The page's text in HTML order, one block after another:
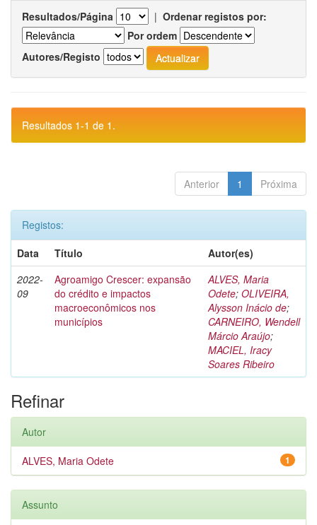
Resultados/Página | Ordenar registos por:
Por ordem
Autores/Registo
Resultados 1-1 de 1.
Anterior 1 Próxima
Registos:
Data
Título
Autor(es)
2022-
09
Agroamigo Crescer: expansão
do crédito e impactos
macroeconômicos nos
municípios
ALVES, Maria
Odete; OLIVEIRA,
Alysson Inácio de;
CARNEIRO, Wendell
Márcio Araújo;
MACIEL, Iracy
Soares Ribeiro
Refinar
Autor
1
ALVES, Maria Odete
Assunto